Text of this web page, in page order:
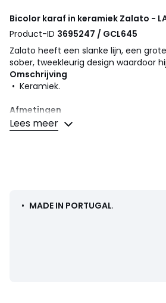
Bicolor karaf in keramiek Zalato - LA
Product-ID 3695247 / GCL645
Zalato heeft een slanke lijn, een
sober, tweekleurig design waardoor
Omschrijving
• Keramiek.
Afmetingen
•Afmetingen
• Hoogte : 19,5 cm.
Lees meer
• MADE IN PORTUGAL.